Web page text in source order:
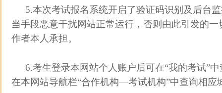
5.本次考试报名系统开启了验证码识别及后台
当手段恶意干扰网站正常运行，否则由此引发的
作者本人承担。
6.考生登录本网站个人账户后可在“我的考试”
在本网站导航栏“合作机构—考试机构”中查询相应